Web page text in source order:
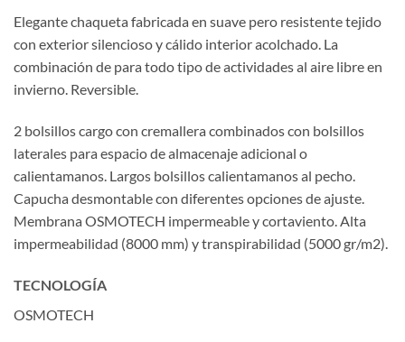
Elegante chaqueta fabricada en suave pero resistente tejido
con exterior silencioso y cálido interior acolchado. La
combinación de para todo tipo de actividades al aire libre en
invierno. Reversible.
2 bolsillos cargo con cremallera combinados con bolsillos
laterales para espacio de almacenaje adicional o
calientamanos. Largos bolsillos calientamanos al pecho.
Capucha desmontable con diferentes opciones de ajuste.
Membrana OSMOTECH impermeable y cortaviento. Alta
impermeabilidad (8000 mm) y transpirabilidad (5000 gr/m2).
TECNOLOGÍA
OSMOTECH